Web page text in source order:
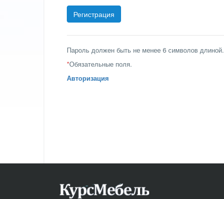
Пароль должен быть не менее 6 символов длиной.
*Обязательные поля.
Авторизация